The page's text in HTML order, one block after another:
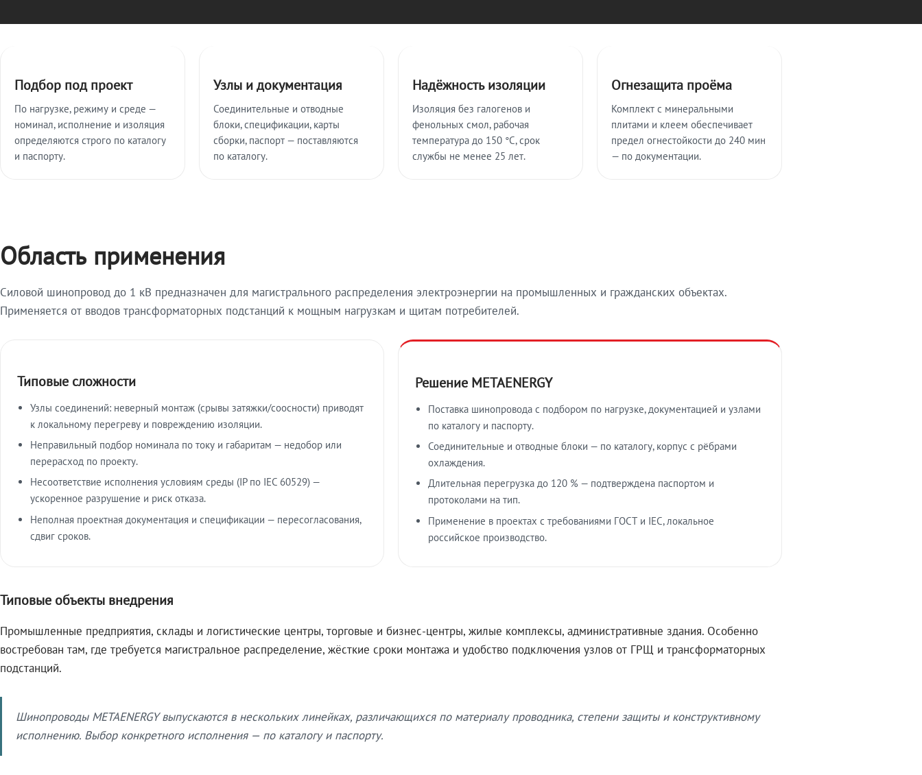
Подбор под проект
По нагрузке, режиму и среде —
номинал, исполнение и изоляция
определяются строго по каталогу
и паспорту.
Узлы и документация
Соединительные и отводные
блоки, спецификации, карты
сборки, паспорт — поставляются
по каталогу.
Надёжность изоляции
Изоляция без галогенов и
фенольных смол, рабочая
температура до 150 °C, срок
службы не менее 25 лет.
Огнезащита проёма
Комплект с минеральными
плитами и клеем обеспечивает
предел огнестойкости до 240 мин
— по документации.
Область применения
Силовой шинопровод до 1 кВ предназначен для магистрального распределения электроэнергии на промышленных и гражданских объектах.
Применяется от вводов трансформаторных подстанций к мощным нагрузкам и щитам потребителей.
Типовые сложности
Узлы соединений: неверный монтаж (срывы затяжки/соосности) приводят
к локальному перегреву и повреждению изоляции.
Неправильный подбор номинала по току и габаритам — недобор или
перерасход по проекту.
Несоответствие исполнения условиям среды (IP по IEC 60529) —
ускоренное разрушение и риск отказа.
Неполная проектная документация и спецификации — пересогласования,
сдвиг сроков.
Решение METAENERGY
Поставка шинопровода с подбором по нагрузке, документацией и узлами
по каталогу и паспорту.
Соединительные и отводные блоки — по каталогу, корпус с рёбрами
охлаждения.
Длительная перегрузка до 120 % — подтверждена паспортом и
протоколами на тип.
Применение в проектах с требованиями ГОСТ и IEC, локальное
российское производство.
Типовые объекты внедрения
Промышленные предприятия, склады и логистические центры, торговые и бизнес-центры, жилые комплексы, административные здания. Особенно
востребован там, где требуется магистральное распределение, жёсткие сроки монтажа и удобство подключения узлов от ГРЩ и трансформаторных
подстанций.
Шинопроводы METAENERGY выпускаются в нескольких линейках, различающихся по материалу проводника, степени защиты и конструктивному
исполнению. Выбор конкретного исполнения — по каталогу и паспорту.